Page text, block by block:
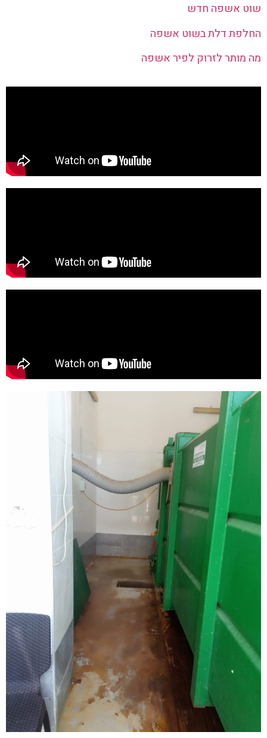
שוט אשפה חדש
החלפת דלת בשוט אשפה
מה מותר לזרוק לפיר אשפה